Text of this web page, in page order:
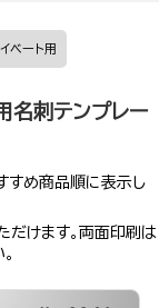
ベート用
名刺テンプレー
すめ商品順に表示し
けます。両面印刷は